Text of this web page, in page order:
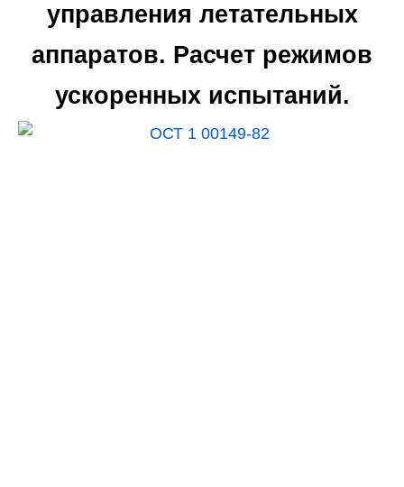
управления летательных
аппаратов. Расчет режимов
ускоренных испытаний.